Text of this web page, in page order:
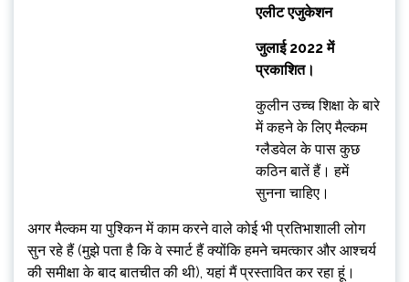
एलीट एजुकेशन
जुलाई 2022 में
प्रकाशित।
कुलीन उच्च शिक्षा के बारे
में कहने के लिए मैल्कम
ग्लैडवेल के पास कुछ
कठिन बातें हैं। हमें
सुनना चाहिए।
अगर मैल्कम या पुश्किन में काम करने वाले कोई भी प्रतिभाशाली लोग
सुन रहे हैं (मुझे पता है कि वे स्मार्ट हैं क्योंकि हमने चमत्कार और आश्चर्य
की समीक्षा के बाद बातचीत की थी), यहां मैं प्रस्तावित कर रहा हूं।